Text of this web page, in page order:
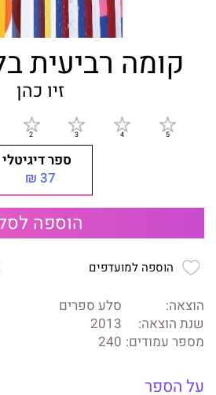
קומה רביעית
זיו כהן
ספר דיגיטלי
37 ₪
הוספה
הוספה למועדפים
הוצאה:
סלע ספרים
שנת הוצאה:
2013
מספר עמודים: 240
על הספר